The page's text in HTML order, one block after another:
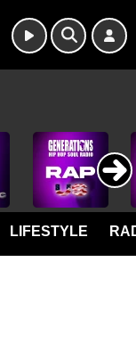
LIFESTYLE